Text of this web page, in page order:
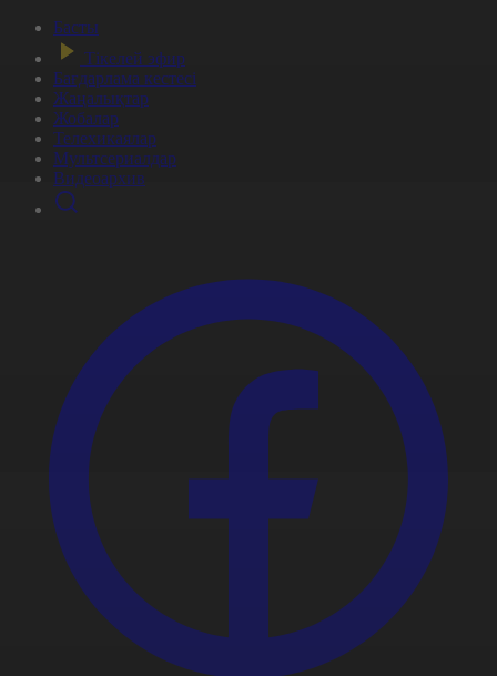
Басты
Тікелей эфир
Бағдарлама кестесі
Жаңалықтар
Жобалар
Телехикаялар
Мультсериалдар
Видеоархив